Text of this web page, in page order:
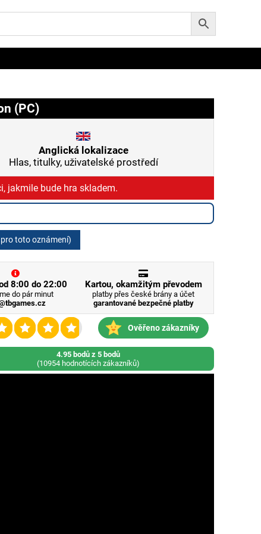
(PC)
Anglická lokalizace
Hlas, titulky, uživatelské prostředí
jakmile bude hra skladem.
toto oznámení)
8:00 do 22:00
do pár minut
Kartou, okamžitým převodem
platby přes české brány a účet
garantované bezpečné platby
Ověřeno zákazníky
4.95 bodů z 5 bodů
(10954 hodnotících zákazníků)